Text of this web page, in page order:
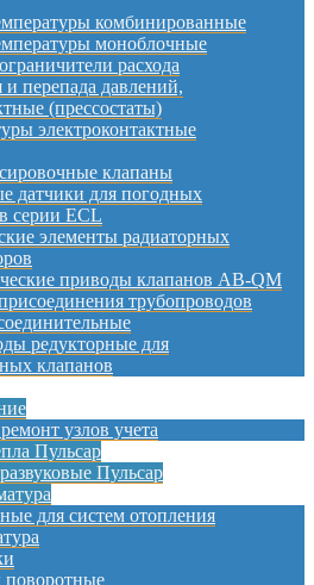
комбинированные
моноблочные
расхода
и перепада давлений,
(прессостаты)
электроконтактные
клапаны
датчики для погодных
серии ECL
элементы радиаторных
приводы клапанов AB-QM
трубопроводов
редукторные для
клапанов
узлов учета
Пульсар
Пульсар
для систем отопления
поворотные